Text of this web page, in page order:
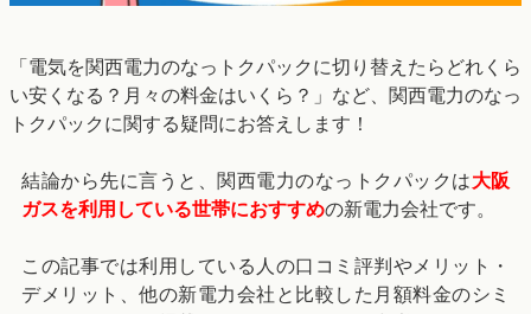
「電気を関西電力のなっトクパックに切り替えたらどれくら
い安くなる？月々の料金はいくら？」など、関西電力のなっ
トクパックに関する疑問にお答えします！
結論から先に言うと、関西電力のなっトクパックは大阪
ガスを利用している世帯におすすめの新電力会社です。
この記事では利用している人の口コミ評判やメリット・
デメリット、他の新電力会社と比較した月額料金のシミ